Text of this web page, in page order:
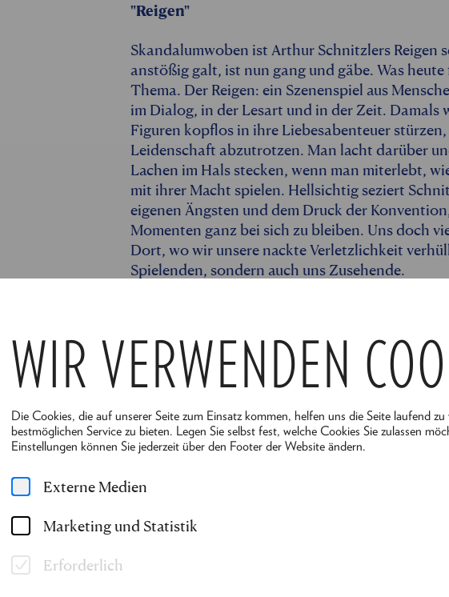
WIR VERWENDEN
Die Cookies, die auf unserer Seite zum Einsatz kommen, helfen uns die Seite laufend zu
bestmöglichen Service zu bieten. Legen Sie selbst fest, welche Cookies Sie zulassen
Einstellungen können Sie jederzeit über den Footer der Website ändern.
Externe Medien
Marketing und Statistik
Erforderlich
"Reigen"
Skandalumwoben ist Arthur Schnitzlers Reigen
anstößig galt, ist nun gang und gäbe. Was
Thema. Der Reigen: ein Szenenspiel aus
im Dialog, in der Lesart und in der Zeit. Damals
Figuren kopflos in ihre Liebesabenteuer
Leidenschaft abzutrotzen. Man lacht darüber
Lachen im Hals stecken, wenn man miterlebt,
mit ihrer Macht spielen. Hellsichtig seziert
eigenen Ängsten und dem Druck der
Momenten ganz bei sich zu bleiben. Uns doch
Dort, wo wir unsere nackte Verletzlichkeit
Spielenden, sondern auch uns Zusehende.
Der Neue Spielraum bietet für Schnitzlers
zuzuschauen. Kreisen Sie mit uns um Nähe
und Doppelmoral.
- Besetzung -
Regie:Alexandra Henkel&Dietmar König
Maske:
Dramaturgie:
ALLES ANZEIGEN